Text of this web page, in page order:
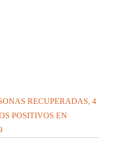
RECUPERADAS, 4
POSITIVOS EN